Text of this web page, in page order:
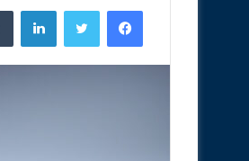
فيسبوك لينكدإن